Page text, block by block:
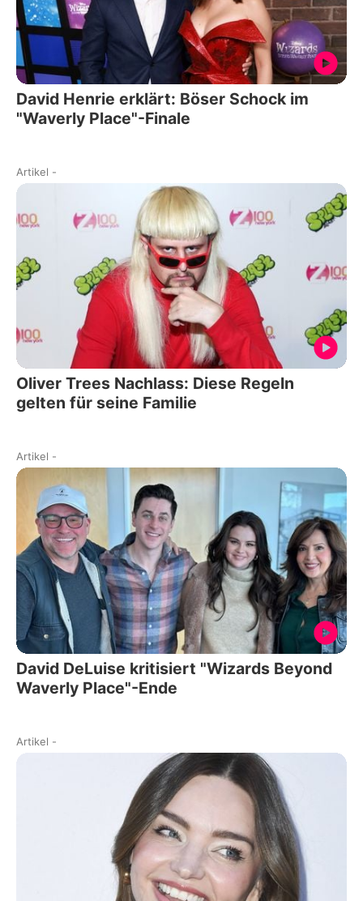
David Henrie erklärt: Böser Schock im
"Waverly Place"-Finale
Artikel -
Oliver Trees Nachlass: Diese Regeln
gelten für seine Familie
Artikel -
David DeLuise kritisiert "Wizards Beyond
Waverly Place"-Ende
Artikel -